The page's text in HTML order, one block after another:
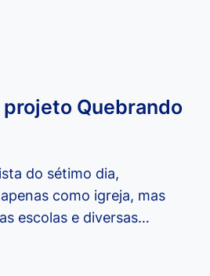
projeto Quebrando
do sétimo dia,
como igreja, mas
escolas e diversas…